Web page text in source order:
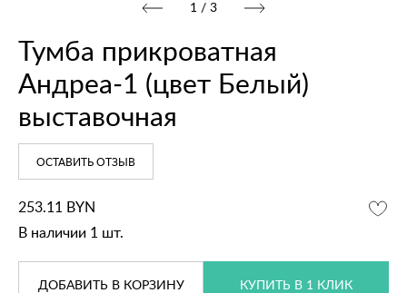
1 / 3
Тумба прикроватная
Андреа‑1 (цвет Белый)
выставочная
ОСТАВИТЬ ОТЗЫВ
253.11 BYN
В наличии 1 шт.
ДОБАВИТЬ В КОРЗИНУ КУПИТЬ В 1 КЛИК